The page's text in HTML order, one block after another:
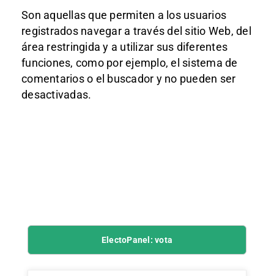
Son aquellas que permiten a los usuarios
registrados navegar a través del sitio Web, del
área restringida y a utilizar sus diferentes
funciones, como por ejemplo, el sistema de
comentarios o el buscador y no pueden ser
desactivadas.
ElectoPanel: vota